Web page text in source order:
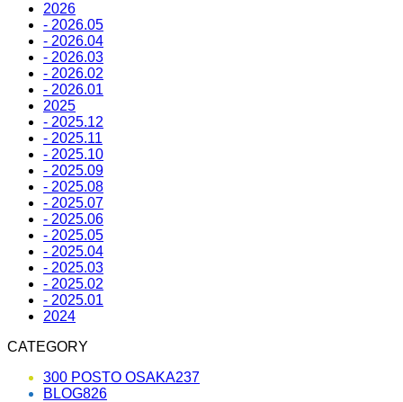
2026
- 2026.05
- 2026.04
- 2026.03
- 2026.02
- 2026.01
2025
- 2025.12
- 2025.11
- 2025.10
- 2025.09
- 2025.08
- 2025.07
- 2025.06
- 2025.05
- 2025.04
- 2025.03
- 2025.02
- 2025.01
2024
CATEGORY
300 POSTO OSAKA237
BLOG826